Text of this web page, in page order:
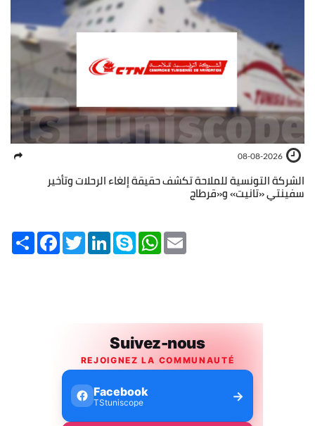
08-08-2026
الشركة التونسية للملاحة تكشف حقيقة إلغاء الرحلات وتأخير
سفينتي «تانيت» و«قرطاج
Share FacebookTwitterLinkedInSkype WhatsApp